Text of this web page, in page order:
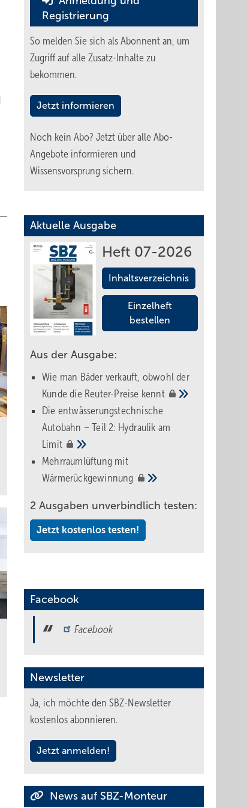
Registrierung
So melden Sie sich als Abonnent an, um
Zugriff auf alle Zusatz-Inhalte zu
bekommen.
Jetzt informieren
Noch kein Abo? Jetzt über alle Abo-
Angebote informieren und
Wissensvorsprung sichern.
Aktuelle Ausgabe
Heft 07-2026
Inhaltsverzeichnis
Einzelheft
bestellen
Aus der Ausgabe:
Wie man Bäder verkauft, obwohl der
Kunde die Reuter-Preise kennt
Die entwässerungstechnische
Autobahn – Teil 2: Hydraulik am
Limit
Mehrraumlüftung mit
Wärmerückgewinnung
2 Ausgaben unverbindlich testen:
Jetzt kostenlos testen!
Facebook
Facebook
Newsletter
Ja, ich möchte den SBZ-Newsletter
kostenlos abonnieren.
Jetzt anmelden!
News auf SBZ-Monteur